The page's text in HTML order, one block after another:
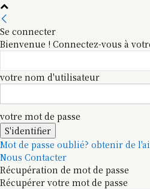
Se connecter
Bienvenue ! Connectez-vous à
votre nom d'utilisateur
votre mot de passe
Mot de passe oublié? obtenir de
Nous Contacter
Récupération de mot de passe
Récupérer votre mot de passe